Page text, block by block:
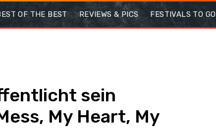
OF THE BEST REVIEWS & PICS FESTIVALS TO GO
sein
My Heart, My